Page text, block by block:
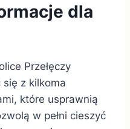
dla
Przełęczy
z kilkoma
które usprawnią
w pełni cieszyć